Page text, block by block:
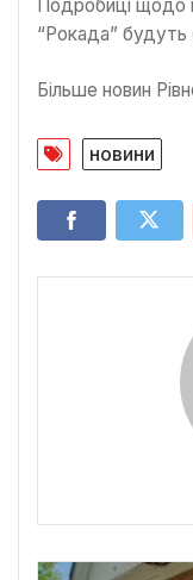
Подробиці щодо
“Рокада” будуть
Більше новин
новини